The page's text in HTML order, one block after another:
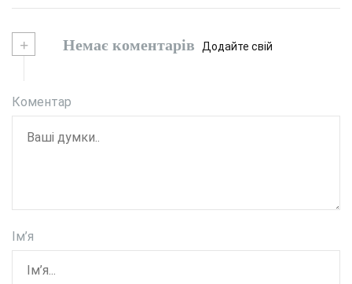
+ Немає коментарів Додайте свій
Коментар
Ім’я